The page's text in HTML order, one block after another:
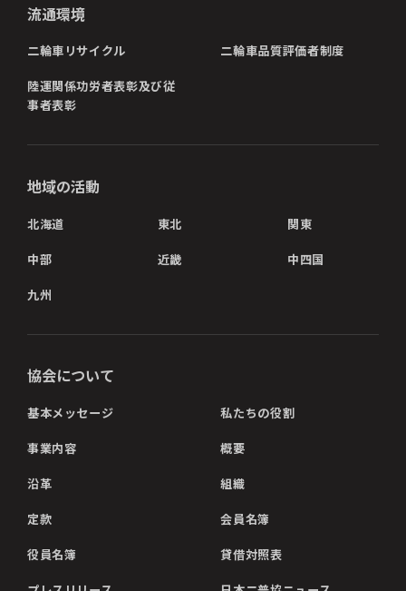
流通環境
二輪車リサイクル 二輪車品質評価者制度
陸運関係功労者表彰及び従
事者表彰
地域の活動
北海道 東北 関東
中部 近畿 中四国
九州
協会について
基本メッセージ 私たちの役割
事業内容 概要
沿革 組織
定款 会員名簿
役員名簿 貸借対照表